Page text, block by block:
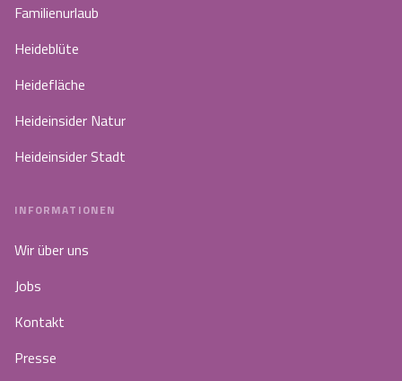
Familienurlaub
Heideblüte
Heidefläche
Heideinsider Natur
Heideinsider Stadt
INFORMATIONEN
Wir über uns
Jobs
Kontakt
Presse